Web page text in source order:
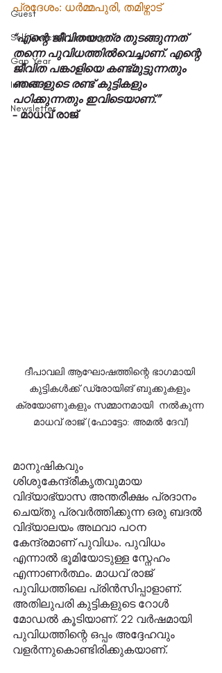
Guest
Self Directed Learning
Gap Year
Interns
Newsletter
പ്രദേശം: ധർമ്മപുരി, തമിഴ്നാട്
“എന്റെ ജീവിതയാത്ര തുടങ്ങുന്നത്
തന്നെ പുവിധത്തിൽവെച്ചാണ്. എന്റെ
ജീവിത പങ്കാളിയെ കണ്ട്മുട്ടുന്നതും
ഞങ്ങളുടെ രണ്ട് കുട്ടികളും
പഠിക്കുന്നതും ഇവിടെയാണ്.”
- മാധവ് രാജ്
ദീപാവലി ആഘോഷത്തിന്റെ ഭാഗമായി
കുട്ടികൾക്ക് ഡ്രോയിങ് ബുക്കുകളും
ക്രയോണുകളും സമ്മാനമായി  നൽകുന്ന
മാധവ് രാജ് (ഫോട്ടോ: അമൽ ദേവ്)
മാനുഷികവും
ശിശുകേന്ദ്രീകൃതവുമായ
വിദ്യാഭ്യാസ അന്തരീക്ഷം പ്രദാനം
ചെയ്‌തു പ്രവർത്തിക്കുന്ന ഒരു ബദൽ
വിദ്യാലയം അഥവാ പഠന
കേന്ദ്രമാണ് പുവിധം. പുവിധം
എന്നാൽ ഭൂമിയോടുള്ള സ്നേഹം
എന്നാണർത്ഥം. മാധവ് രാജ്
പുവിധത്തിലെ പ്രിൻസിപ്പാളാണ്.
അതിലുപരി കുട്ടികളുടെ റോൾ
മോഡൽ കൂടിയാണ്. 22 വർഷമായി
പുവിധത്തിന്റെ ഒപ്പം അദ്ദേഹവും
വളർന്നുകൊണ്ടിരിക്കുകയാണ്.